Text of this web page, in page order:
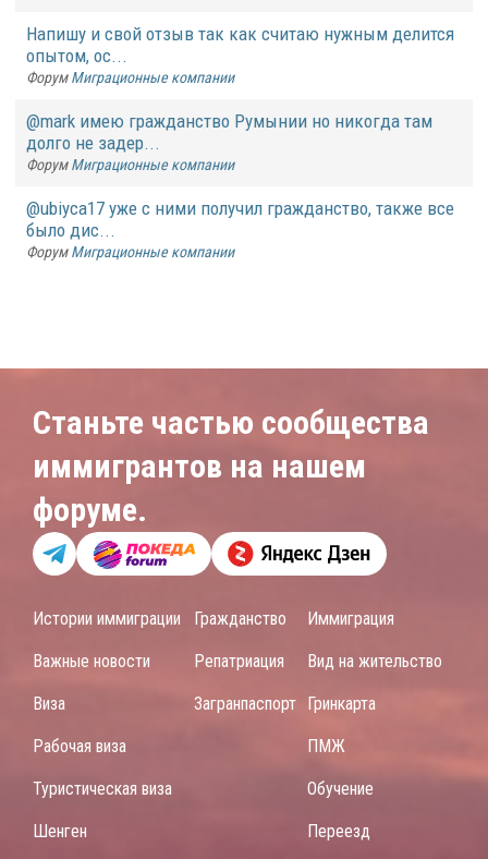
Напишу и свой отзыв так как считаю нужным делится
опытом, ос...
Форум Миграционные компании
@mark имею гражданство Румынии но никогда там
долго не задер...
Форум Миграционные компании
@ubiyca17 уже с ними получил гражданство, также все
было дис...
Форум Миграционные компании
Станьте частью сообщества
иммигрантов на нашем
форуме.
Истории иммиграции
Важные новости
Виза
Рабочая виза
Туристическая виза
Шенген
Гражданство
Репатриация
Загранпаспорт
Иммиграция
Вид на жительство
Гринкарта
ПМЖ
Обучение
Переезд